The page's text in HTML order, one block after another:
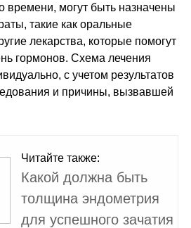
времени, могут быть назначены
такие как оральные
лекарства, которые помогут
гормонов. Схема лечения
с учетом результатов
и причины, вызвавшей
Читайте также:
Какой должна быть
толщина эндометрия
для успешного зачатия